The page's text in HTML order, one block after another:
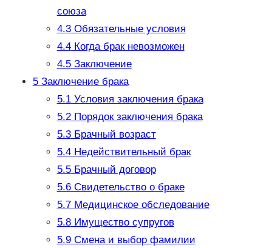
союза
4.3Обязательные условия
4.4Когда брак невозможен
4.5Заключение
5Заключение брака
5.1Условия заключения брака
5.2Порядок заключения брака
5.3Брачный возраст
5.4Недействительный брак
5.5Брачный договор
5.6Свидетельство о браке
5.7Медицинское обследование
5.8Имущество супругов
5.9Смена и выбор фамилии